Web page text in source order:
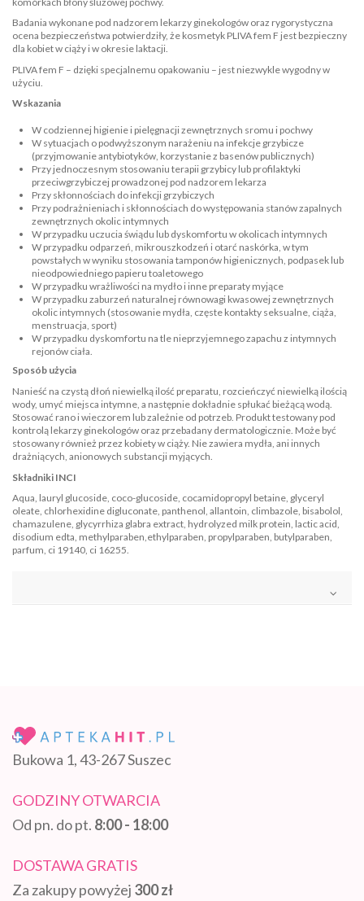
Badania wykonane pod nadzorem lekarzy ginekologów oraz rygorystyczna
ocena bezpieczeństwa potwierdziły, że kosmetyk PLIVA fem F jest bezpieczny
dla kobiet w ciąży i w okresie laktacji.
PLIVA fem F – dzięki specjalnemu opakowaniu – jest niezwykle wygodny w
użyciu.
Wskazania
W codziennej higienie i pielęgnacji zewnętrznych sromu i pochwy
W sytuacjach o podwyższonym narażeniu na infekcje grzybicze
(przyjmowanie antybiotyków, korzystanie z basenów publicznych)
Przy jednoczesnym stosowaniu terapii grzybicy lub profilaktyki
przeciwgrzybiczej prowadzonej pod nadzorem lekarza
Przy skłonnościach do infekcji grzybiczych
Przy podrażnieniach i skłonnościach do występowania stanów zapalnych
zewnętrznych okolic intymnych
W przypadku uczucia świądu lub dyskomfortu w okolicach intymnych
W przypadku odparzeń, mikrouszkodzeń i otarć naskórka, w tym
powstałych w wyniku stosowania tamponów higienicznych, podpasek lub
nieodpowiedniego papieru toaletowego
W przypadku wrażliwości na mydło i inne preparaty myjące
W przypadku zaburzeń naturalnej równowagi kwasowej zewnętrznych
okolic intymnych (stosowanie mydła, częste kontakty seksualne, ciąża,
menstruacja, sport)
W przypadku dyskomfortu na tle nieprzyjemnego zapachu z intymnych
rejonów ciała.
Sposób użycia
Nanieść na czystą dłoń niewielką ilość preparatu, rozcieńczyć niewielką ilością
wody, umyć miejsca intymne, a następnie dokładnie spłukać bieżącą wodą.
Stosować rano i wieczorem lub zależnie od potrzeb. Produkt testowany pod
kontrolą lekarzy ginekologów oraz przebadany dermatologicznie. Może być
stosowany również przez kobiety w ciąży. Nie zawiera mydła, ani innych
drażniących, anionowych substancji myjących.
Składniki INCI
Aqua, lauryl glucoside, coco-glucoside, cocamidopropyl betaine, glyceryl
oleate, chlorhexidine digluconate, panthenol, allantoin, climbazole, bisabolol,
chamazulene, glycyrrhiza glabra extract, hydrolyzed milk protein, lactic acid,
disodium edta, methylparaben,ethylparaben, propylparaben, butylparaben,
parfum, ci 19140, ci 16255.
Bukowa 1, 43-267 Suszec
GODZINY OTWARCIA
Od pn. do pt. 8:00 - 18:00
DOSTAWA GRATIS
Za zakupy powyżej 300 zł